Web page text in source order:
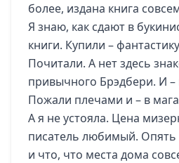
более, издана книга
Я знаю, как сдают в
книги. Купили –
Почитали. А нет здесь
привычного Брэдбери. И –
Пожали плечами и – в
А я не устояла. Цена
писатель любимый.
и что, что места дома